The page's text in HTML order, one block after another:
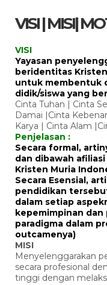
VISI | MISI|
VISI
Yayasan
beridentitas
untuk membentuk
didik/siswa yang
Cinta Tuhan | Cinta
Damai |Cinta
Karya | Cinta Alam
Penjelasan :
Secara formal,
dan dibawah
Kristen Muria
Secara Esensial,
pendidikan
dalam setiap
kepemimpinan
paradigma dalam
outcamenya)
MISI
Menyelenggarakan
secara profesional
tinggi dengan